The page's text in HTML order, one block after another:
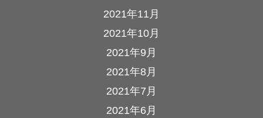
2021年11月
2021年10月
2021年9月
2021年8月
2021年7月
2021年6月